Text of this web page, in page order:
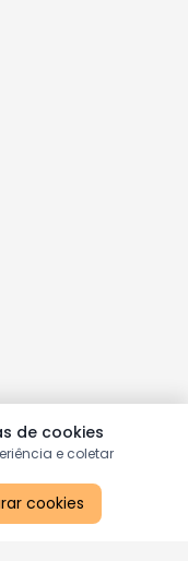
de cookies
e coletar
cookies